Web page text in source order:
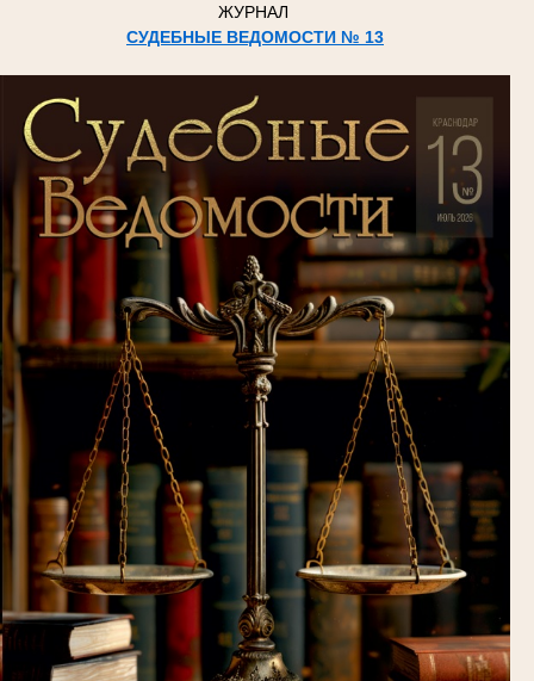
ЖУРНАЛ
СУДЕБНЫЕ ВЕДОМОСТИ № 13